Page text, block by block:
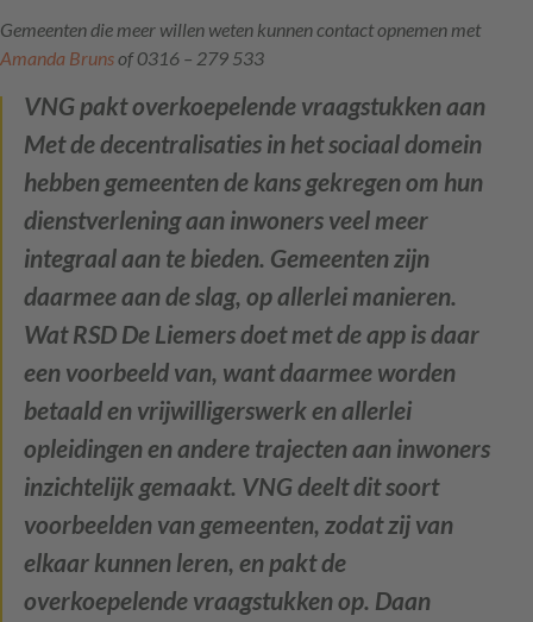
Gemeenten die meer willen weten kunnen contact opnemen met
Amanda Brunsof 0316 – 279 533
VNG pakt overkoepelende vraagstukken aan
Met de decentralisaties in het sociaal domein
hebben gemeenten de kans gekregen om hun
dienstverlening aan inwoners veel meer
integraal aan te bieden. Gemeenten zijn
daarmee aan de slag, op allerlei manieren.
Wat RSD De Liemers doet met de app is daar
een voorbeeld van, want daarmee worden
betaald en vrijwilligerswerk en allerlei
opleidingen en andere trajecten aan inwoners
inzichtelijk gemaakt. VNG deelt dit soort
voorbeelden van gemeenten, zodat zij van
elkaar kunnen leren, en pakt de
overkoepelende vraagstukken op. Daan